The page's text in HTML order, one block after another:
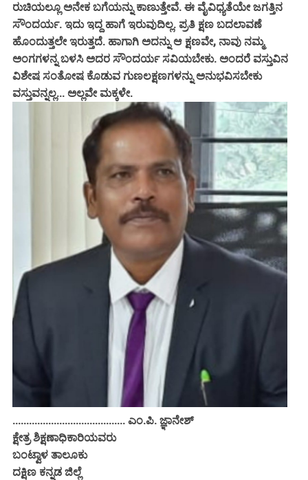
ರುಚಿಯಲ್ಲೂ ಅನೇಕ ಬಗೆಯನ್ನು ಕಾಣುತ್ತೇವೆ. ಈ ವೈವಿಧ್ಯತೆಯೇ ಜಗತ್ತಿನ
ಸೌಂದರ್ಯ. ಇದು ಇದ್ದ ಹಾಗೆ ಇರುವುದಿಲ್ಲ. ಪ್ರತಿ ಕ್ಷಣ ಬದಲಾವಣೆ
ಹೊಂದುತ್ತಲೇ ಇರುತ್ತದೆ. ಹಾಗಾಗಿ ಅದನ್ನು ಆ ಕ್ಷಣವೇ, ನಾವು ನಮ್ಮ
ಅಂಗಗಳನ್ನ ಬಳಸಿ ಅದರ ಸೌಂದರ್ಯ ಸವಿಯಬೇಕು. ಅಂದರೆ ವಸ್ತುವಿನ
ವಿಶೇಷ ಸಂತೋಷ ಕೊಡುವ ಗುಣಲಕ್ಷಣಗಳನ್ನು ಅನುಭವಿಸಬೇಕು
ವಸ್ತುವನ್ನಲ್ಲ... ಅಲ್ಲವೇ ಮಕ್ಕಳೇ.
......................................... ಎಂ.ಪಿ. ಜ್ಞಾನೇಶ್
ಕ್ಷೇತ್ರ ಶಿಕ್ಷಣಾಧಿಕಾರಿಯವರು
ಬಂಟ್ವಾಳ ತಾಲೂಕು
ದಕ್ಷಿಣ ಕನ್ನಡ ಜಿಲ್ಲೆ